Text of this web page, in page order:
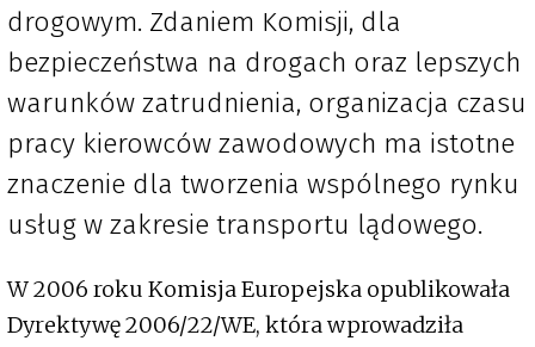
drogowym. Zdaniem Komisji, dla
bezpieczeństwa na drogach oraz lepszych
warunków zatrudnienia, organizacja czasu
pracy kierowców zawodowych ma istotne
znaczenie dla tworzenia wspólnego rynku
usług w zakresie transportu lądowego.
W 2006 roku Komisja Europejska opublikowała
Dyrektywę 2006/22/WE, która wprowadziła